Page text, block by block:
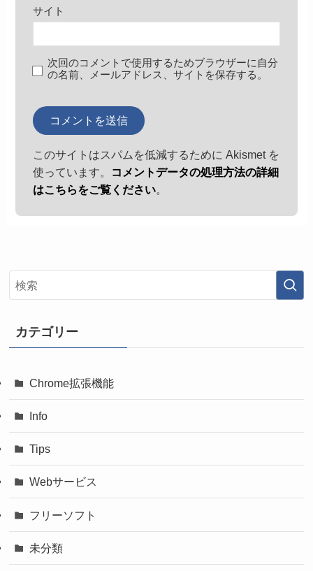
サイト
次回のコメントで使用するためブラウザーに自分
の名前、メールアドレス、サイトを保存する。
このサイトはスパムを低減するために Akismet を
使っています。
コメントデータの処理方法の詳細
はこちらをご覧ください。
カテゴリー
Chrome拡張機能
Info
Tips
Webサービス
フリーソフト
未分類